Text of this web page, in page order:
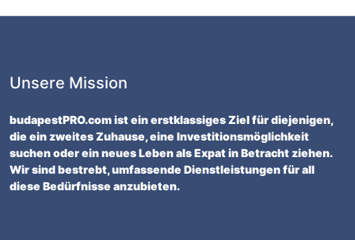
Unsere Mission
budapestPRO.com ist ein erstklassiges Ziel für diejenigen,
die ein zweites Zuhause, eine Investitionsmöglichkeit
suchen oder ein neues Leben als Expat in Betracht ziehen.
Wir sind bestrebt, umfassende Dienstleistungen für all
diese Bedürfnisse anzubieten.